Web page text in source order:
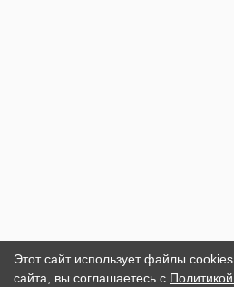
Этот сайт использует файлы
сайта, вы соглашаетесь с